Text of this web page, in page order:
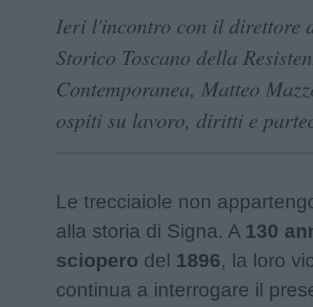
Ieri l'incontro con il direttore
Storico Toscano della
Contemporanea, Matteo
ospiti su lavoro, diritti e
Le trecciaiole non
alla storia di Signa. A 130
sciopero del 1896, la loro
continua a interrogare il